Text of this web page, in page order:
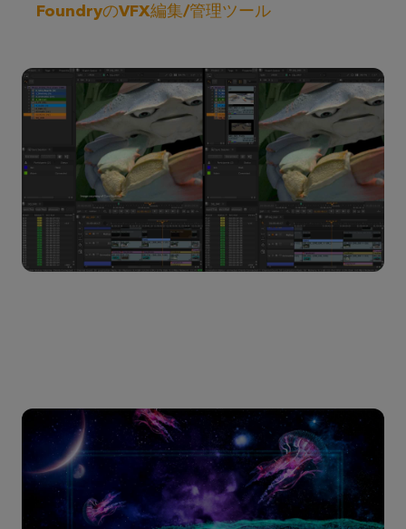
FoundryのVFX編集/管理ツール